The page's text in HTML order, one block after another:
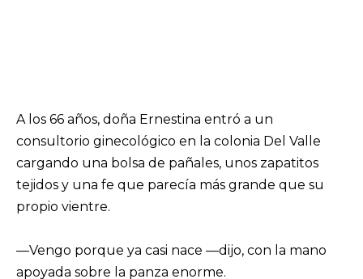
A los 66 años, doña Ernestina entró a un
consultorio ginecológico en la colonia Del Valle
cargando una bolsa de pañales, unos zapatitos
tejidos y una fe que parecía más grande que su
propio vientre.
—Vengo porque ya casi nace —dijo, con la mano
apoyada sobre la panza enorme.